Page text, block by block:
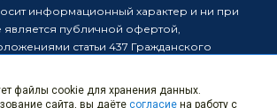
информационный характер и ни при
является публичной офертой,
статьи 437 Гражданского
за собой право в одностороннем
изменения в информацию, размещенную на
файлы cookie для хранения данных.
сайта, вы даёте согласие на работу с